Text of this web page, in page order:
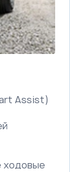
Assist)
ходовые